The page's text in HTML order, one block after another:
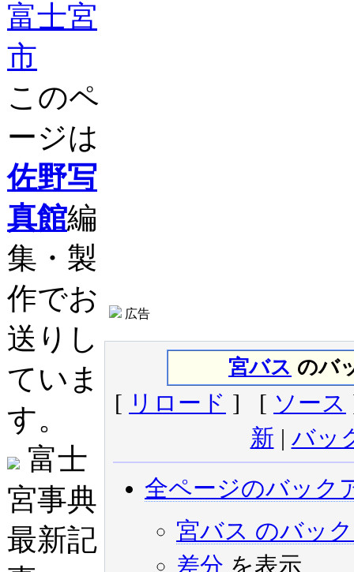
このペ
ージは
佐野写
真館編
集・製
作でお
送りし
ていま
す。
富士
宮事典
最新記
広告
宮バス のバ
[ リロード ] [ ソース
新 | バッ
全ページのバック
宮バス のバッ
差分 を表示